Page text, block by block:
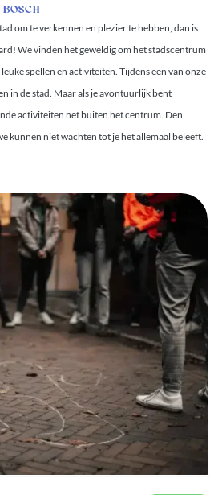
om te verkennen en plezier te hebben, dan is
We vinden het geweldig om het stadscentrum
spellen en activiteiten. Tijdens een van onze
in de stad. Maar als je avontuurlijk bent
activiteiten net buiten het centrum. Den
kunnen niet wachten tot je het allemaal beleeft.